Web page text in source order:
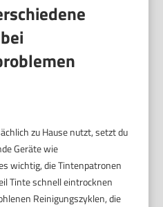
zu Hause nutzt, setzt du
Geräte wie
wichtig, die Tintenpatronen
Tinte schnell eintrocknen
Reinigungszyklen, die